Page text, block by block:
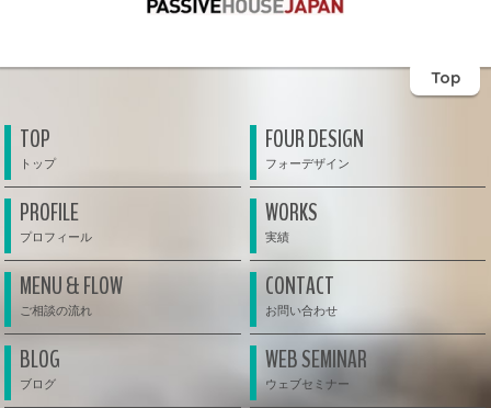
Top
TOP FOUR DESIGN
PROFILE WORKS
MENU & FLOW CONTACT
BLOG WEB SEMINAR